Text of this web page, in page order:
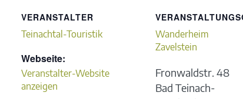
VERANSTALTER
Teinachtal-Touristik
Webseite:
Veranstalter-Website
anzeigen
Wanderheim
Zavelstein
Fronwaldstr. 48
Bad Teinach-